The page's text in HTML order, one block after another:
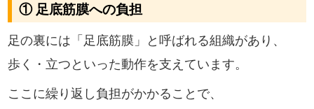
① 足底筋膜への負担
足の裏には「足底筋膜」と呼ばれる組織があり、
歩く・立つといった動作を支えています。
ここに繰り返し負担がかかることで、